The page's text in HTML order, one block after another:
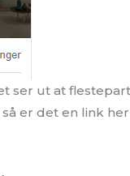
ser ut at
er det en link